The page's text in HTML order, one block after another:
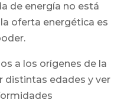
de energía no está
oferta energética es
a los orígenes de la
distintas edades y ver